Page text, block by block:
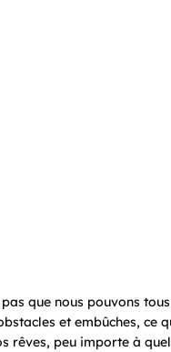
pas que nous pouvons
et embûches, ce
rêves, peu importe à